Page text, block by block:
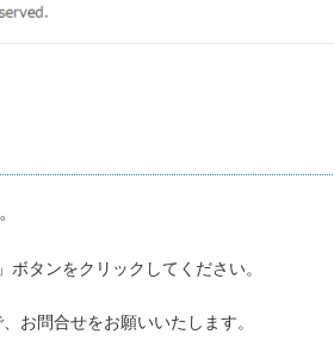
タンをクリックしてください。
お問合せをお願いいたします。